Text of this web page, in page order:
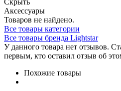
Скрыть
Аксессуары
Товаров не найдено.
Все товары категории
Все товары бренда Lightstar
У данного товара нет отзывов.
первым, кто оставил отзыв об
Похожие товары